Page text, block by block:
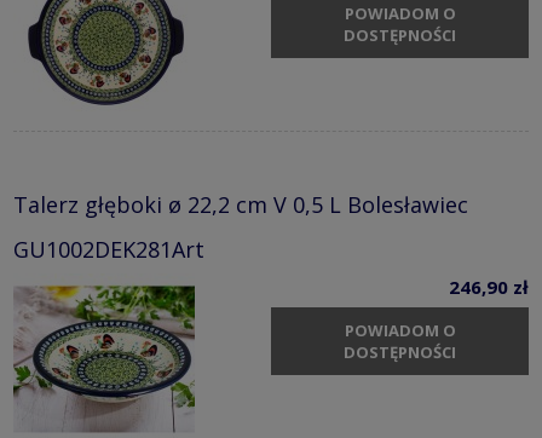
POWIADOM O
DOSTĘPNOŚCI
Talerz głęboki ø 22,2 cm V 0,5 L Bolesławiec
GU1002DEK281Art
246,90 zł
POWIADOM O
DOSTĘPNOŚCI